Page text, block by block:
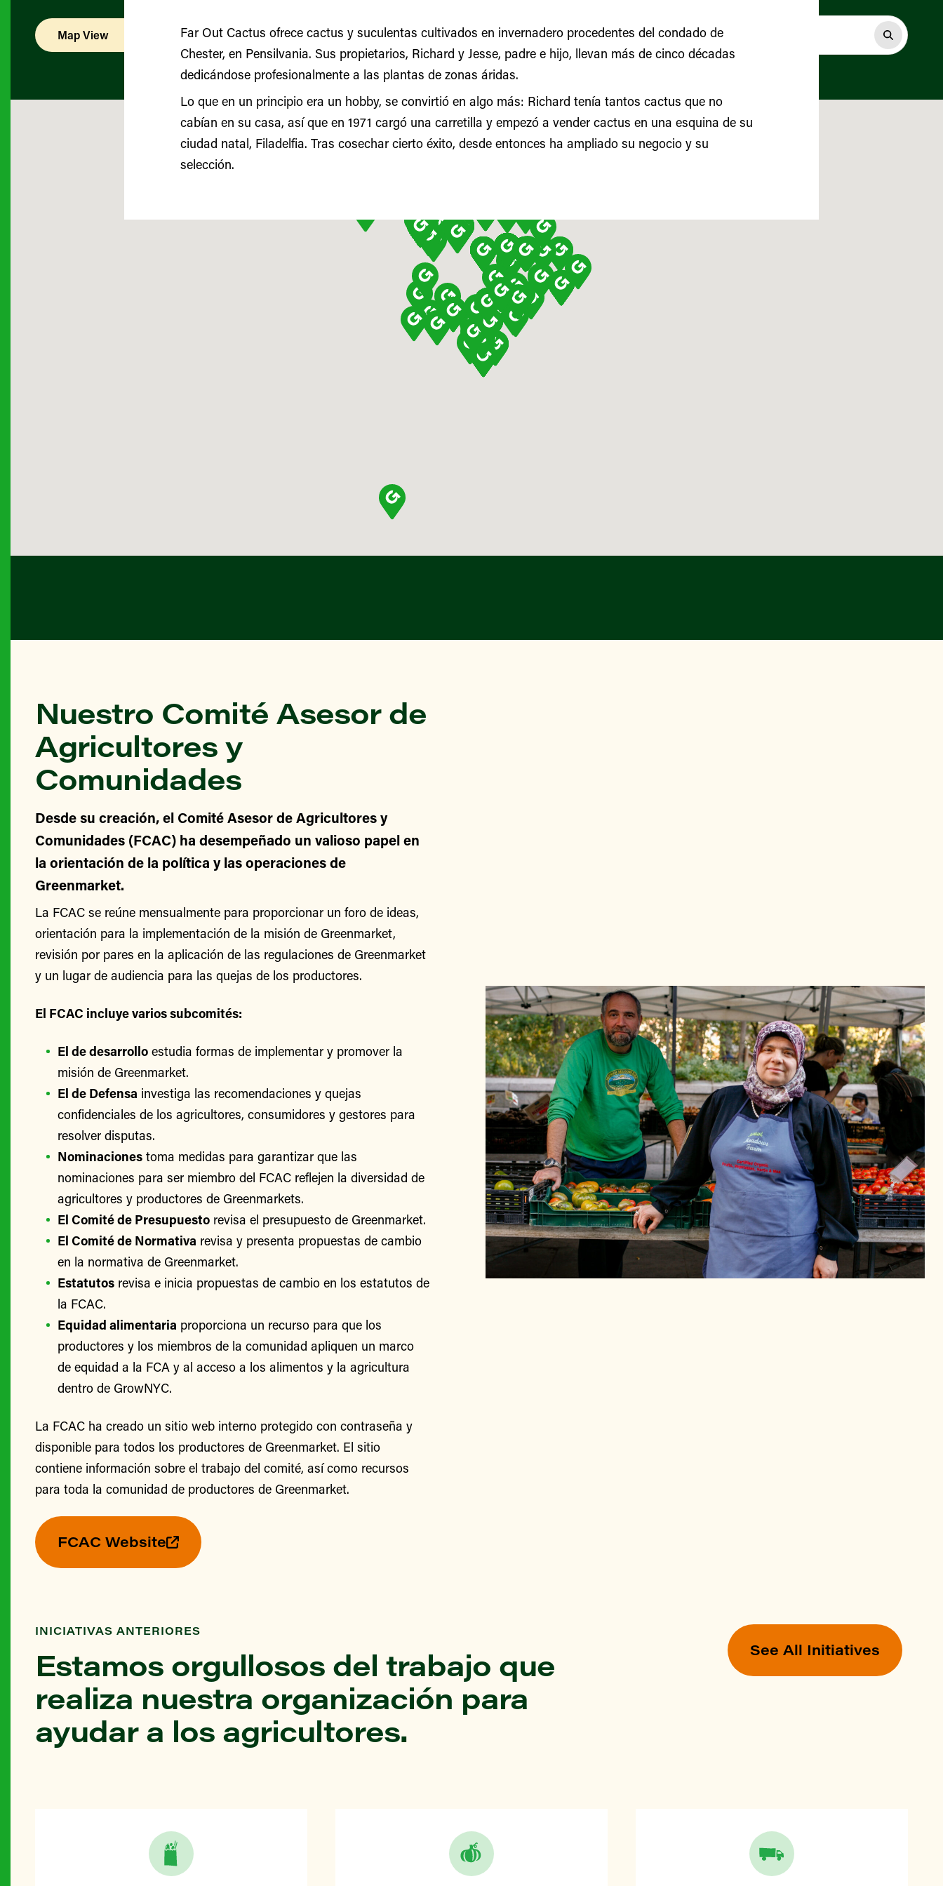
Map View List View
Nuestro Comité Asesor de
Agricultores y
Comunidades
Desde su creación, el Comité Asesor de Agricultores y
Comunidades (FCAC) ha desempeñado un valioso papel en
la orientación de la política y las operaciones de
Greenmarket.
La FCAC se reúne mensualmente para proporcionar un foro de ideas,
orientación para la implementación de la misión de Greenmarket,
revisión por pares en la aplicación de las regulaciones de Greenmarket
y un lugar de audiencia para las quejas de los productores.
El FCAC incluye varios subcomités:
El de desarrollo estudia formas de implementar y promover la
misión de Greenmarket.
El de Defensa investiga las recomendaciones y quejas
confidenciales de los agricultores, consumidores y gestores para
resolver disputas.
Nominaciones toma medidas para garantizar que las
nominaciones para ser miembro del FCAC reflejen la diversidad de
agricultores y productores de Greenmarkets.
El Comité de Presupuesto revisa el presupuesto de Greenmarket.
El Comité de Normativa revisa y presenta propuestas de cambio
en la normativa de Greenmarket.
Estatutos revisa e inicia propuestas de cambio en los estatutos de
la FCAC.
Equidad alimentaria proporciona un recurso para que los
productores y los miembros de la comunidad apliquen un marco
de equidad a la FCA y al acceso a los alimentos y la agricultura
dentro de GrowNYC.
La FCAC ha creado un sitio web interno protegido con contraseña y
disponible para todos los productores de Greenmarket. El sitio
contiene información sobre el trabajo del comité, así como recursos
para toda la comunidad de productores de Greenmarket.
FCAC Website
INICIATIVAS ANTERIORES
Estamos orgullosos del trabajo que
realiza nuestra organización para
ayudar a los agricultores.
See All Initiatives
Far Out Cactus ofrece cactus y suculentas cultivados en invernadero procedentes del condado de
Chester, en Pensilvania. Sus propietarios, Richard y Jesse, padre e hijo, llevan más de cinco décadas
dedicándose profesionalmente a las plantas de zonas áridas.
Lo que en un principio era un hobby, se convirtió en algo más: Richard tenía tantos cactus que no
cabían en su casa, así que en 1971 cargó una carretilla y empezó a vender cactus en una esquina de su
ciudad natal, Filadelfia. Tras cosechar cierto éxito, desde entonces ha ampliado su negocio y su
selección.